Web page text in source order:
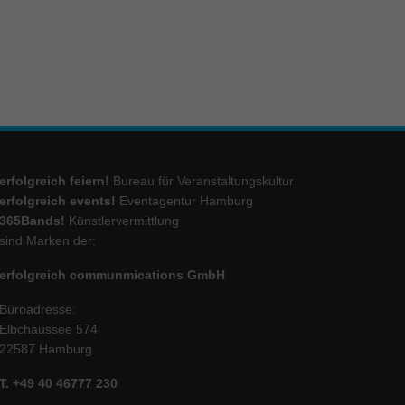
erfolgreich feiern! Bureau für Veranstaltungskultur
erfolgreich events! Eventagentur Hamburg
365Bands! Künstlervermittlung
sind Marken der:
erfolgreich communmications GmbH
Büroadresse:
Elbchaussee 574
22587 Hamburg
T. +49 40 46777 230
Externe Medien